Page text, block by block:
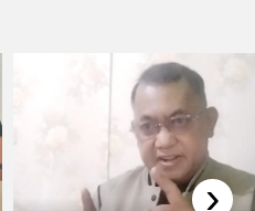
›